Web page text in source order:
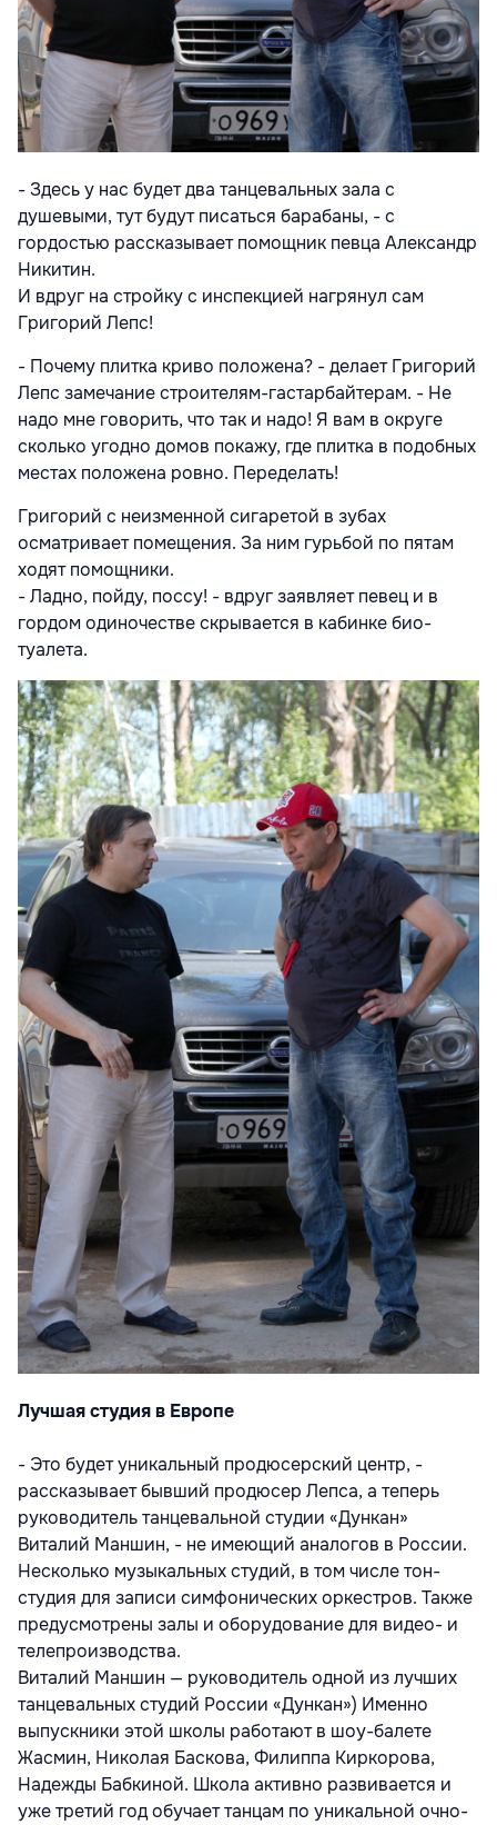
- Здесь у нас будет два танцевальных зала с
душевыми, тут будут писаться барабаны, - с
гордостью рассказывает помощник певца Александр
Никитин.
И вдруг на стройку с инспекцией нагрянул сам
Григорий Лепс!
- Почему плитка криво положена? - делает Григорий
Лепс замечание строителям-гастарбайтерам. - Не
надо мне говорить, что так и надо! Я вам в округе
сколько угодно домов покажу, где плитка в подобных
местах положена ровно. Переделать!
Григорий с неизменной сигаретой в зубах
осматривает помещения. За ним гурьбой по пятам
ходят помощники.
- Ладно, пойду, поссу! - вдруг заявляет певец и в
гордом одиночестве скрывается в кабинке био-
туалета.
Лучшая студия в Европе
- Это будет уникальный продюсерский центр, -
рассказывает бывший продюсер Лепса, а теперь
руководитель танцевальной студии «Дункан»
Виталий Маншин, - не имеющий аналогов в России.
Несколько музыкальных студий, в том числе тон-
студия для записи симфонических оркестров. Также
предусмотрены залы и оборудование для видео- и
телепроизводства.
Виталий Маншин — руководитель одной из лучших
танцевальных студий России «Дункан») Именно
выпускники этой школы работают в шоу-балете
Жасмин, Николая Баскова, Филиппа Киркорова,
Надежды Бабкиной. Школа активно развивается и
уже третий год обучает танцам по уникальной очно-